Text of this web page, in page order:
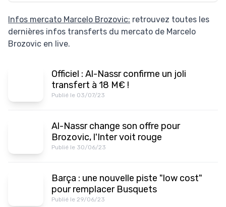
Infos mercato Marcelo Brozovic: retrouvez toutes les
dernières infos transferts du mercato de Marcelo
Brozovic en live.
Officiel : Al-Nassr confirme un joli
transfert à 18 M€ !
Publié le 03/07/23
Al-Nassr change son offre pour
Brozovic, l'Inter voit rouge
Publié le 30/06/23
Barça : une nouvelle piste "low cost"
pour remplacer Busquets
Publié le 29/06/23